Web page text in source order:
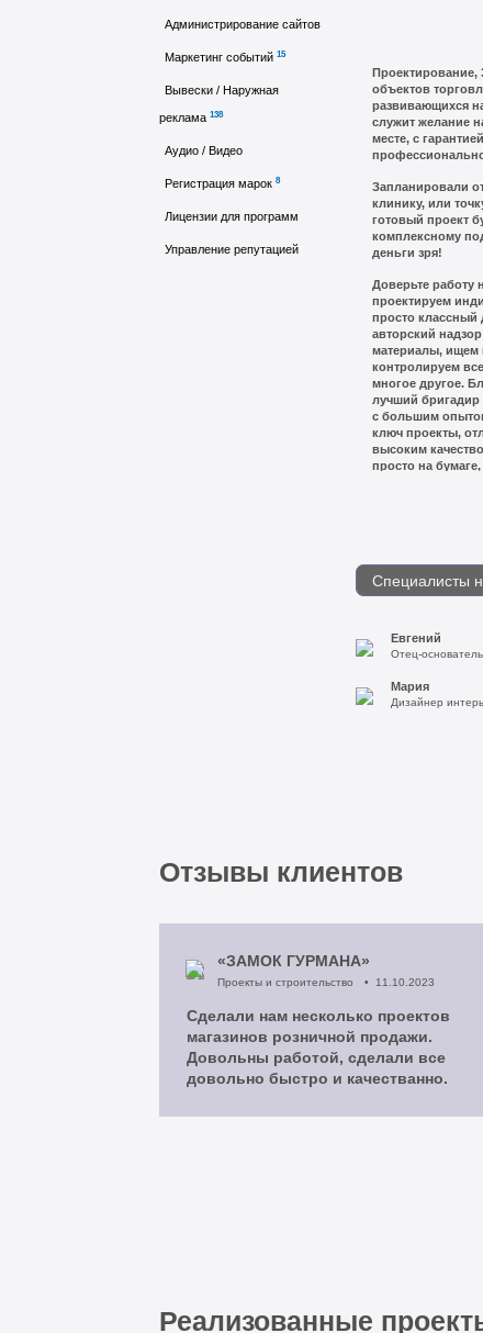
Администрирование сайтов
Маркетинг событий 15
Вывески / Наружная
реклама 138
Аудио / Видео
Регистрация марок 8
Лицензии для программ
Управление репутацией
Проектирование,
объектов
развивающихся
служит желание
месте, с
Запланировали
клинику, или
готовый проект
комплексному
деньги зря!
Доверьте работу
проектируем
просто классный
авторский
материалы, ищем
контролируем
многое другое.
лучший
с большим
ключ проекты,
высоким
просто на
Специалисты
Евгений
Отец-основатель
Мария
Дизайнер
Отзывы клиентов
«ЗАМОК ГУРМАНА»
Проекты и строительство 11.10.2023
Сделали нам несколько проектов
магазинов розничной продажи.
Довольны работой, сделали все
довольно быстро и качестванно.
Реализованные